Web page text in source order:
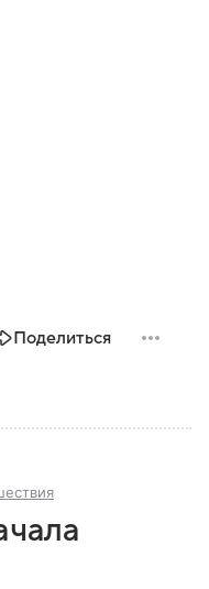
Поделиться